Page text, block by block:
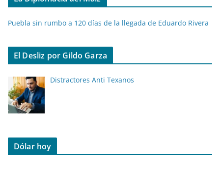
Puebla sin rumbo a 120 días de la llegada de Eduardo Rivera
El Desliz por Gildo Garza
Distractores Anti Texanos
Dólar hoy